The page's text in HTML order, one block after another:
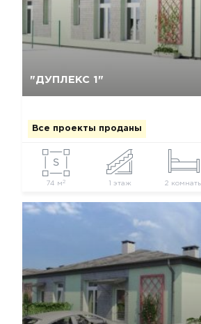
"ДУПЛЕКС 1"
Все проекты проданы
74 м 2 1 этаж 2